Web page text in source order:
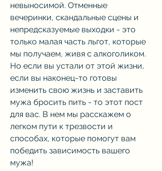
невыносимой. Отменные
вечеринки, скандальные сцены и
непредсказуемые выходки - это
только малая часть льгот, которые
мы получаем, живя с алкоголиком.
Но если вы устали от этой жизни,
если вы наконец-то готовы
изменить свою жизнь и заставить
мужа бросить пить - то этот пост
для вас. В нем мы расскажем о
легком пути к трезвости и
способах, которые помогут вам
победить зависимость вашего
мужа!